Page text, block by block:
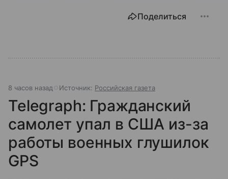
Поделиться
8 часов назад Источник: Российская газета
Telegraph: Гражданский
самолет упал в США из-за
работы военных глушилок
GPS